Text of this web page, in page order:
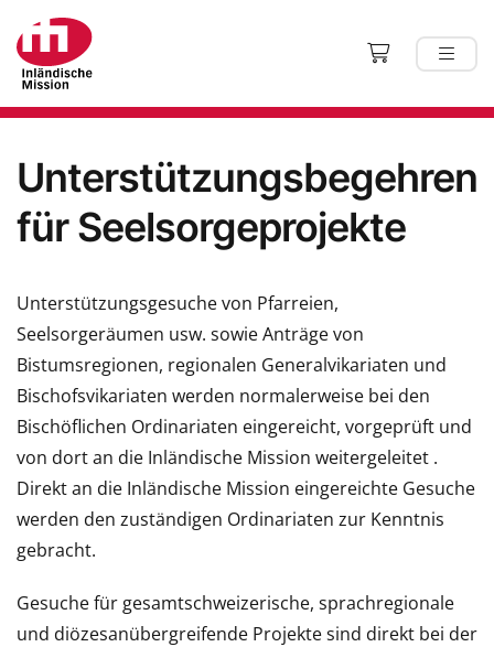
Unterstützungsbegehren
für Seelsorgeprojekte
Unterstützungsgesuche von Pfarreien,
Seelsorgeräumen usw. sowie Anträge von
Bistumsregionen, regionalen Generalvikariaten und
Bischofsvikariaten werden normalerweise bei den
Bischöflichen Ordinariaten eingereicht, vorgeprüft und
von dort an die Inländische Mission weitergeleitet .
Direkt an die Inländische Mission eingereichte Gesuche
werden den zuständigen Ordinariaten zur Kenntnis
gebracht.
Gesuche für gesamtschweizerische, sprachregionale
und diözesanübergreifende Projekte sind direkt bei der